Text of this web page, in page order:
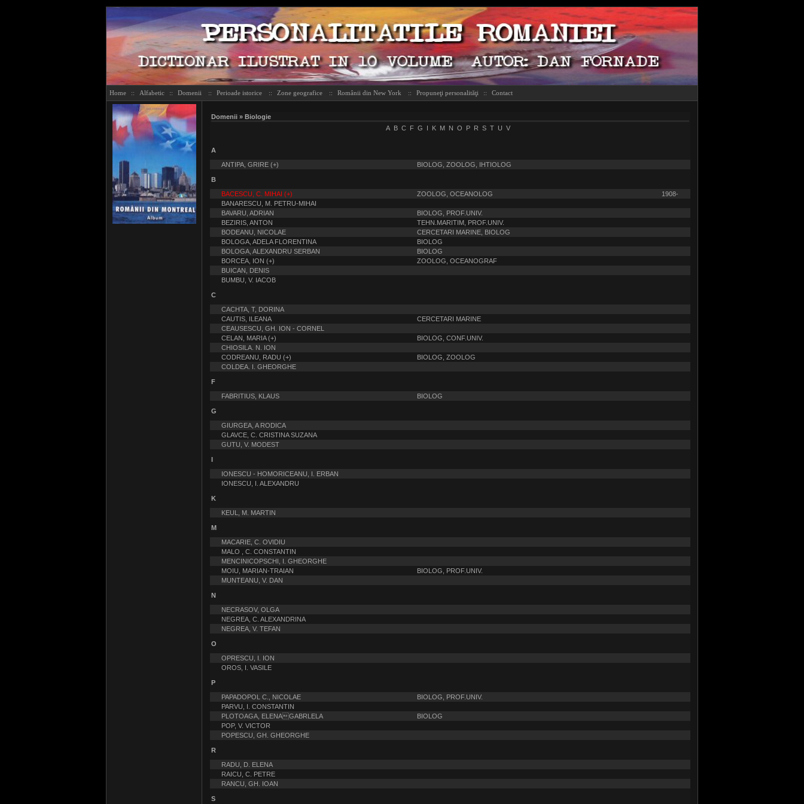
Home :: Alfabetic :: Domenii :: Perioade istorice :: Zone geografice :: Românii din New York :: Propuneţi personalităţi :: Contact
Domenii » Biologie
A B C F G I K M N O P R S T U V
A
ANTIPA, GRIRE (+)
BIOLOG, ZOOLOG, IHTIOLOG
B
BACESCU, C. MIHAI (+)
ZOOLOG, OCEANOLOG
1908-
BANARESCU, M. PETRU-MIHAI
BAVARU, ADRIAN
BIOLOG, PROF.UNIV.
BEZIRIS, ANTON
TEHN.MARITIM, PROF.UNIV.
BODEANU, NICOLAE
CERCETARI MARINE, BIOLOG
BOLOGA, ADELA FLORENTINA
BIOLOG
BOLOGA, ALEXANDRU SERBAN
BIOLOG
BORCEA, ION (+)
ZOOLOG, OCEANOGRAF
BUICAN, DENIS
BUMBU, V. IACOB
C
CACHTA, T, DORINA
CAUTIS, ILEANA
CERCETARI MARINE
CEAUSESCU, GH. ION - CORNEL
CELAN, MARIA (+)
BIOLOG, CONF.UNIV.
CHIOSILA. N. ION
CODREANU, RADU (+)
BIOLOG, ZOOLOG
COLDEA. I. GHEORGHE
F
FABRITIUS, KLAUS
BIOLOG
G
GIURGEA, A RODICA
GLAVCE, C. CRISTINA SUZANA
GUTU, V. MODEST
I
IONESCU - HOMORICEANU, I. ERBAN
IONESCU, I. ALEXANDRU
K
KEUL, M. MARTIN
M
MACARIE, C. OVIDIU
MALO , C. CONSTANTIN
MENCINICOPSCHI, I. GHEORGHE
MOIU, MARIAN-TRAIAN
BIOLOG, PROF.UNIV.
MUNTEANU, V. DAN
N
NECRASOV, OLGA
NEGREA, C. ALEXANDRINA
NEGREA, V. TEFAN
O
OPRESCU, I. ION
OROS, I. VASILE
P
PAPADOPOL C., NICOLAE
BIOLOG, PROF.UNIV.
PARVU, I. CONSTANTIN
PLOTOAGA, ELENAGABRLELA
BIOLOG
POP, V. VICTOR
POPESCU, GH. GHEORGHE
R
RADU, D. ELENA
RAICU, C. PETRE
RANCU, GH. IOAN
S